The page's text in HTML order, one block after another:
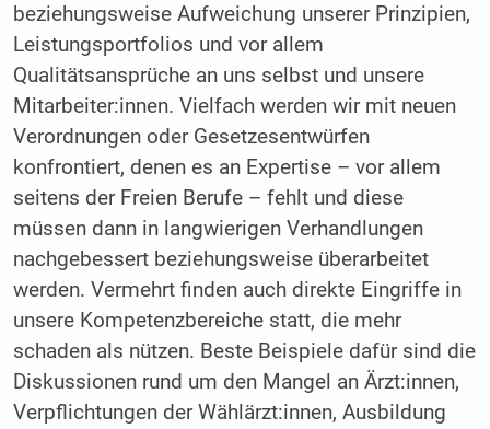
beziehungsweise Aufweichung unserer Prinzipien,
Leistungsportfolios und vor allem
Qualitätsansprüche an uns selbst und unsere
Mitarbeiter:innen. Vielfach werden wir mit neuen
Verordnungen oder Gesetzesentwürfen
konfrontiert, denen es an Expertise – vor allem
seitens der Freien Berufe – fehlt und diese
müssen dann in langwierigen Verhandlungen
nachgebessert beziehungsweise überarbeitet
werden. Vermehrt finden auch direkte Eingriffe in
unsere Kompetenzbereiche statt, die mehr
schaden als nützen. Beste Beispiele dafür sind die
Diskussionen rund um den Mangel an Ärzt:innen,
Verpflichtungen der Wählärzt:innen, Ausbildung